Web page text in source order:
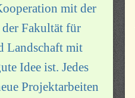
mit der
Fakultät für
Landschaft mit
Idee ist. Jedes
Projektarbeiten